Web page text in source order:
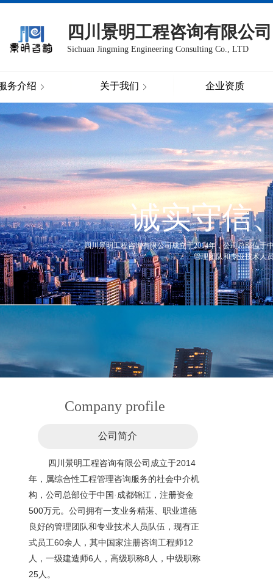
四川景明工程咨询有限公司
Sichuan Jingming Engineering Consulting Co., LTD
务介绍 关于我们 企业资质
诚实守信
四川景明工程咨询有限公司成立于2014年，公司总部位
管理团队和专业技术人
Company profile
公司简介
四川景明工程咨询有限公司成立于2014
年，属综合性工程管理咨询服务的社会中介机
构，公司总部位于中国·成都锦江，注册资金
500万元。公司拥有一支业务精湛、职业道德
良好的管理团队和专业技术人员队伍，现有正
式员工60余人，其中国家注册咨询工程师12
人，一级建造师6 人，高级职称8 人，中级职称
25人。